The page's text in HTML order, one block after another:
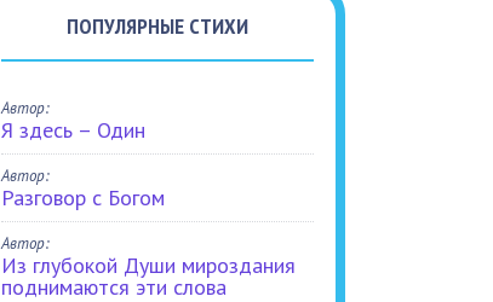
ПОПУЛЯРНЫЕ СТИХИ
Автор:
Я здесь – Один
Автор:
Разговор с Богом
Автор:
Из глубокой Души мироздания
поднимаются эти слова